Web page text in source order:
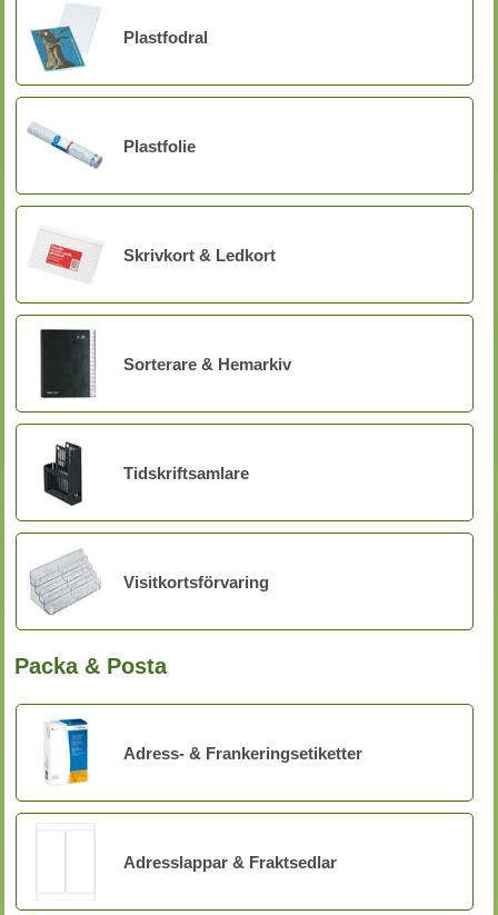
Plastfodral
Plastfolie
Skrivkort & Ledkort
Sorterare & Hemarkiv
Tidskriftsamlare
Visitkortsförvaring
Packa & Posta
Adress- & Frankeringsetiketter
Adresslappar & Fraktsedlar